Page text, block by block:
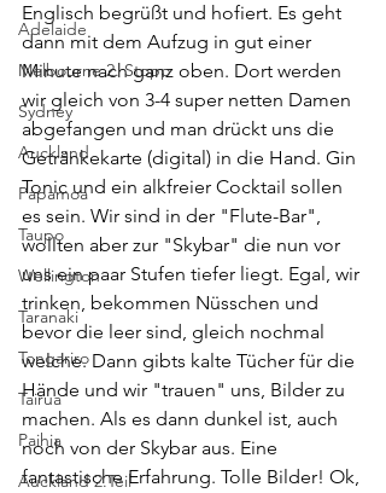
Adelaide
Melbourne 2. Stopp
Sydney
Auckland
Papamoa
Taupo
Wellington
Taranaki
Tongariro
Tairua
Paihia
Auckland 2.Teil
Englisch begrüßt und hofiert. Es geht
dann mit dem Aufzug in gut einer
Minute nach ganz oben. Dort werden
wir gleich von 3-4 super netten Damen
abgefangen und man drückt uns die
Getränkekarte (digital) in die Hand. Gin
Tonic und ein alkfreier Cocktail sollen
es sein. Wir sind in der "Flute-Bar",
wollten aber zur "Skybar" die nun vor
uns ein paar Stufen tiefer liegt. Egal, wir
trinken, bekommen Nüsschen und
bevor die leer sind, gleich nochmal
welche. Dann gibts kalte Tücher für die
Hände und wir "trauen" uns, Bilder zu
machen. Als es dann dunkel ist, auch
noch von der Skybar aus. Eine
fantastische Erfahrung. Tolle Bilder! Ok,